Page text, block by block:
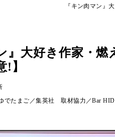
『キン肉マン』
』大好き作家・
!】
たまご／集英社 取材協力／Bar